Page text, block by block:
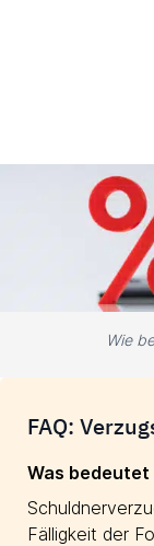
Wie
FAQ:
Was
Fälligkeit der